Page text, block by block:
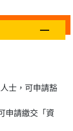
士，可申請豁
申請繳交「資